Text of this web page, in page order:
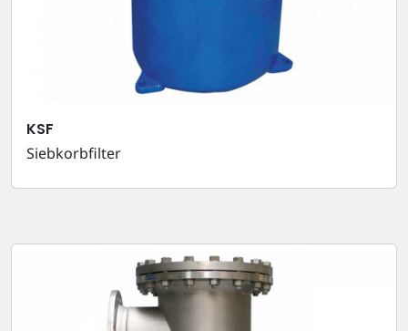
KSF
Siebkorbfilter